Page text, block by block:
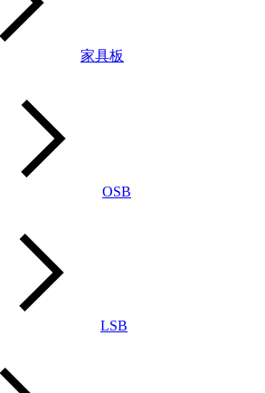
家具板
OSB
LSB